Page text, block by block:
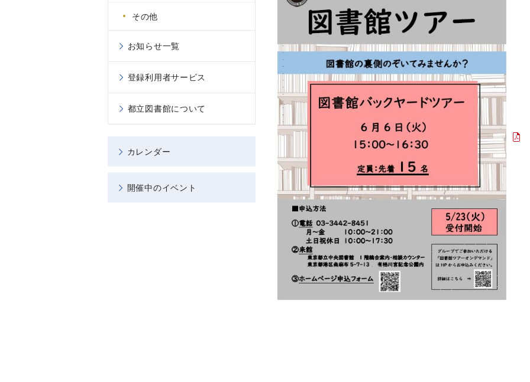
その他
お知らせ一覧
登録利用者サービス
都立図書館について
カレンダー
開催中のイベント